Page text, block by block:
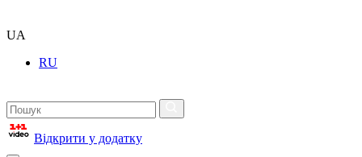
UA
RU
Відкрити у додатку